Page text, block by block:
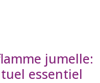
jumelle:
essentiel